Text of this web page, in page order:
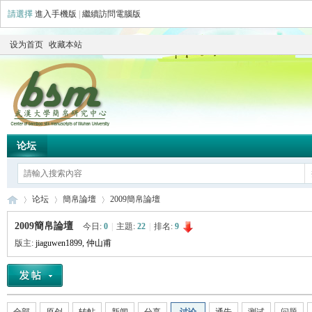
請選擇 進入手機版 繼續訪問電腦版
设为首页 收藏本站
论坛
简 »
论坛
›
簡帛論壇
›
2009簡帛論壇
2009簡帛論壇 今日: 0 主題: 22 排名: 9
版主: jiaguwen1899, 仲山甫